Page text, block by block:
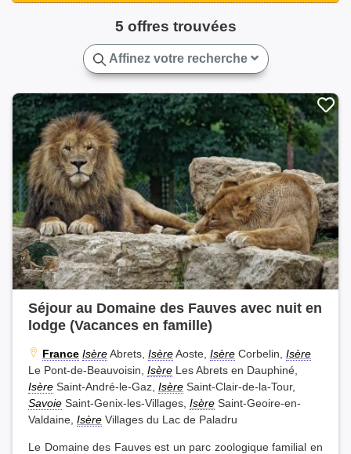
5 offres trouvées
Affinez votre recherche
Séjour au Domaine des Fauves avec nuit en
lodge (Vacances en famille)
France IsèreAbrets, IsèreAoste, Isère Corbelin, Isère
Le Pont-de-Beauvoisin, Isère Les Abrets en Dauphiné,
Isère Saint-André-le-Gaz, Isère Saint-Clair-de-la-Tour,
Savoie Saint-Genix-les-Villages, Isère Saint-Geoire-en-
Valdaine, Isère Villages du Lac de Paladru
Le Domaine des Fauves est un parc zoologique familial en